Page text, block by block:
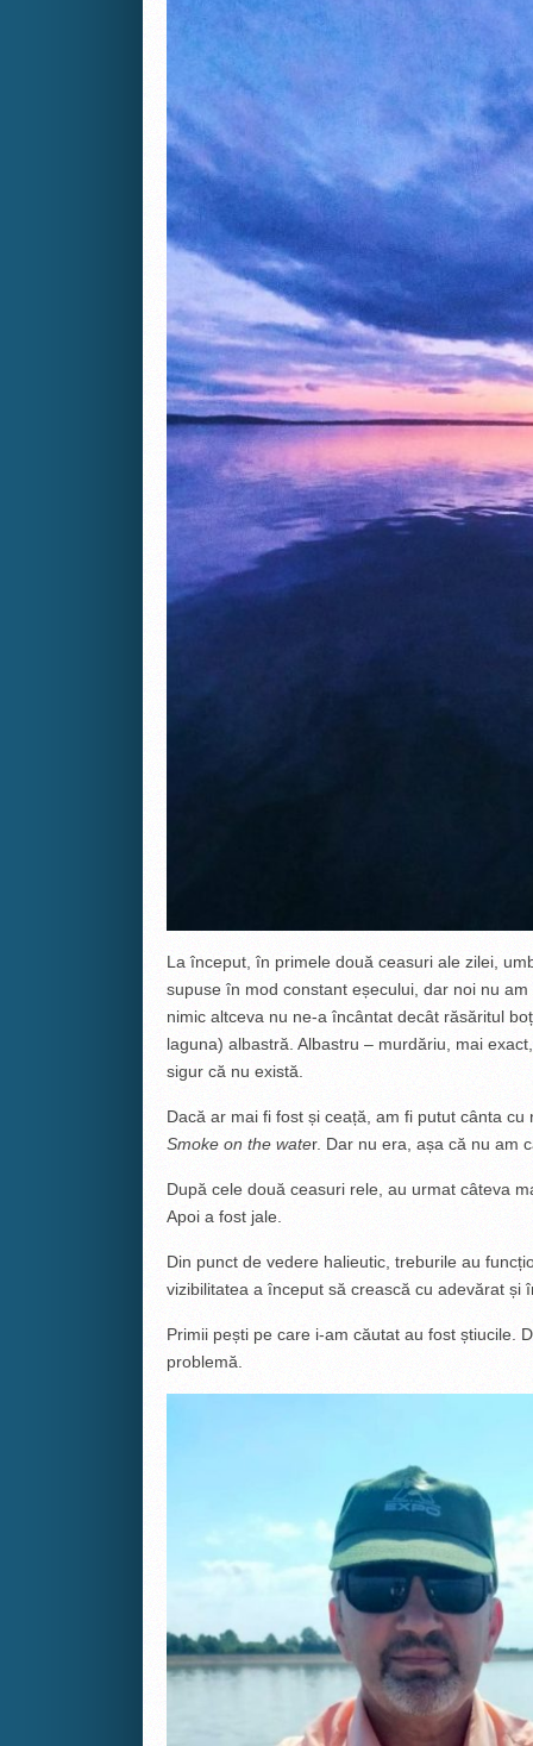
La început, în primele două ceasuri ale zilei,
supuse în mod constant eșecului, dar noi nu
nimic altceva nu ne-a încântat decât răsăritul
laguna) albastră. Albastru – murdăriu, mai
sigur că nu există.
Dacă ar mai fi fost și ceață, am fi putut cânta
Smoke on the water. Dar nu era, așa că nu am
După cele două ceasuri rele, au urmat câteva
Apoi a fost jale.
Din punct de vedere halieutic, treburile au
vizibilitatea a început să crească cu adevărat și
Primii pești pe care i-am căutat au fost știucile.
problemă.